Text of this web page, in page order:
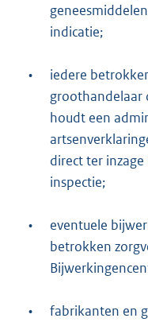
indicatie;
•
iedere
groothandelaar
houdt een
direct ter
inspectie;
•
eventuele
betrokken
•
fabrikanten en